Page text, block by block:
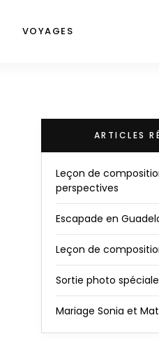
VOYAGES
ARTICLES
Leçon de
perspectives
Escapade en
Leçon de
Sortie photo spéciale
Mariage Sonia et